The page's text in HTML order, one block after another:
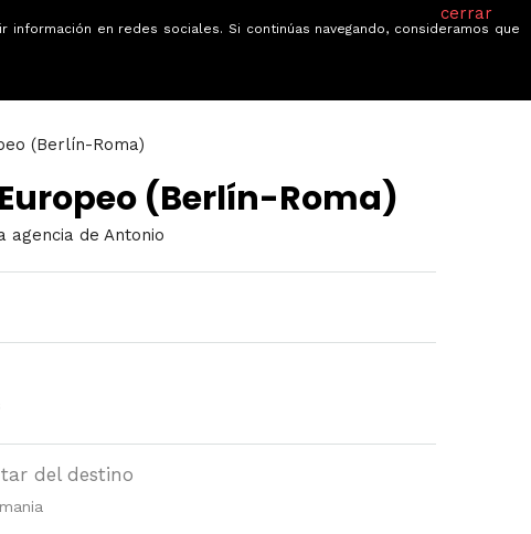
viaje Ofertas Blog Quiénes somos
(Berlín-Roma)
(Berlín-Roma)
agencia de Antonio
del destino
cerrar
en redes sociales. Si continúas navegando, consideramos que